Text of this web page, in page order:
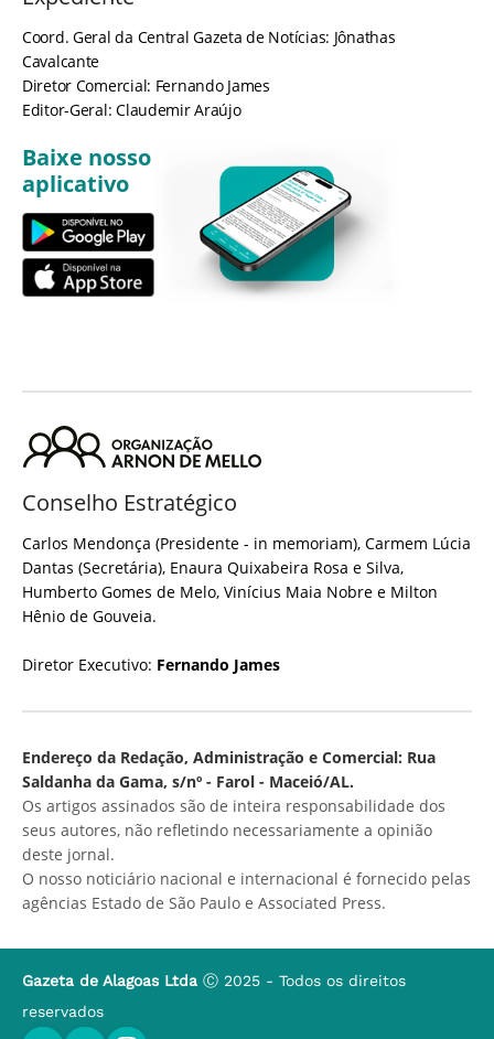
Coord. Geral da Central Gazeta de Notícias: Jônathas
Cavalcante
Diretor Comercial: Fernando James
Editor-Geral: Claudemir Araújo
Baixe nosso
aplicativo
Conselho Estratégico
Carlos Mendonça (Presidente - in memoriam), Carmem Lúcia
Dantas (Secretária), Enaura Quixabeira Rosa e Silva,
Humberto Gomes de Melo, Vinícius Maia Nobre e Milton
Hênio de Gouveia.
Diretor Executivo: Fernando James
Endereço da Redação, Administração e Comercial: Rua
Saldanha da Gama, s/nº - Farol - Maceió/AL.
Os artigos assinados são de inteira responsabilidade dos
seus autores, não refletindo necessariamente a opinião
deste jornal.
O nosso noticiário nacional e internacional é fornecido pelas
agências Estado de São Paulo e Associated Press.
Gazeta de Alagoas Ltda Ⓒ 2025 - Todos os direitos
reservados